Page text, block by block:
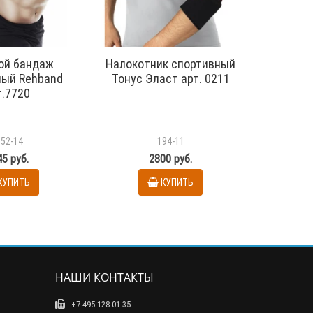
бандаж
Rehband
14
руб.
Налокотник спортивный
Тонус Эласт арт. 0211
194-11
2800 руб.
КУПИТЬ
НАШИ КОНТАКТЫ
+7 495 128 01-35